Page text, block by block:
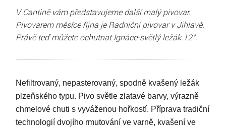
V Cantině vám představujeme další malý pivovar.
Pivovarem měsíce října je Radniční pivovar v Jihlavě.
Právě teď můžete ochutnat Ignáce-světlý ležák 12°.
Nefiltrovaný, nepasterovaný, spodně kvašený ležák
plzeňského typu. Pivo světle zlatavé barvy, výrazně
chmelové chuti s vyváženou hořkostí. Příprava tradiční
technologií dvojího rmutování ve varně, kvašení ve